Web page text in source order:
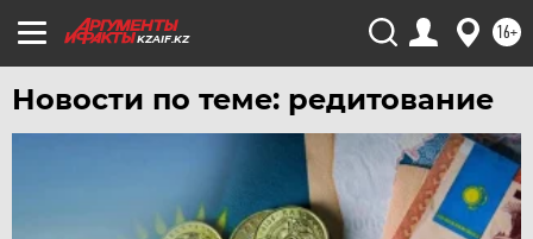
KZAIF.KZ 16+
ТУЛА
ТЮМЕНЬ
УДМУРТИЯ
УЛЬЯНОВСК
Новости по теме: редитование